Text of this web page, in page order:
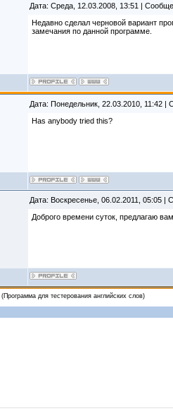
Дата: Среда, 12.03.2008, 13:51 |
Недавно сделал черновой вариант
замечания по данной программе.
Дата: Понедельник, 22.03.2010, 11:42 |
Has anybody tried this?
Дата: Воскресенье, 06.02.2011, 05:05 |
Доброго времени суток, предлагаю
(Программа для тестерования английских слов)